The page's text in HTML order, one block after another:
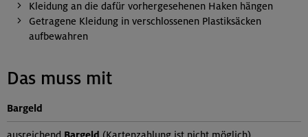
Kleidung an die dafür vorhergesehenen Haken hängen
Getragene Kleidung in verschlossenen Plastiksäcken
aufbewahren
Das muss mit
Bargeld